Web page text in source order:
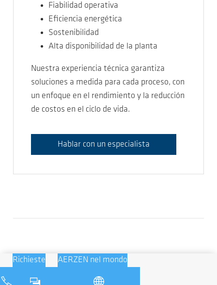
Fiabilidad operativa
Eficiencia energética
Sostenibilidad
Alta disponibilidad de la planta
Nuestra experiencia técnica garantiza
soluciones a medida para cada proceso, con
un enfoque en el rendimiento y la reducción
de costos en el ciclo de vida.
Hablar con un especialista
Richieste AERZEN nel mondo